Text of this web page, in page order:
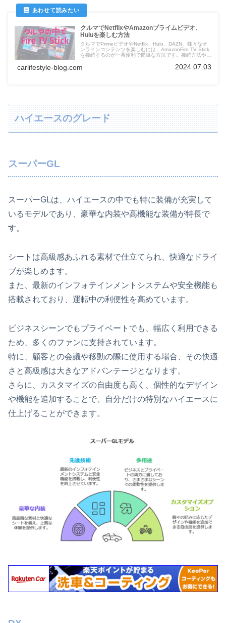
クルマでNetflixやAmazonプライムビデオ、
Huluを楽しむ方法
クルマでPrimeビデオやNetflix、Hulu、DAZN、様々なオ
ンラインコンテンツを楽しむには、AmazonFire TV Stick
を接続するのが一番便利で簡単な方法です。接続方法や接
carlifestyle-blog.com 2024.07.03
ハイエースのグレード
スーパーGL
スーパーGLは、ハイエースの中でも特に装備が充実して
いるモデルであり、豪華な内装や高機能な装備が特長で
す。
シートは高級感あふれる素材で仕立てられ、快適なドライ
ブが楽しめます。
また、最新のインフォテインメントシステムや安全機能も
搭載されており、運転中の利便性を高めています。
ビジネスシーンでもプライベートでも、幅広く利用できる
ため、多くのファンに支持されています。
特に、顧客との会議や移動の際に使用する場合、その快適
さと高級感は大きなアドバンテージとなります。
さらに、カスタマイズの自由度も高く、個性的なデザイン
や機能を追加することで、自分だけの特別なハイエースに
仕上げることができます。